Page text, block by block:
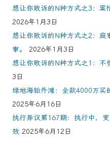
想让你败诉的N种方式之3：案
2026年1月3日
想让你败诉的N种方式之2：庭
审。
2026年1月3日
想让你败诉的N种方式之1：不
3日
绿地海铂外滩：全款4000万买
2025年6月16日
执行异议第167期：执行中，
效 2025年6月12日